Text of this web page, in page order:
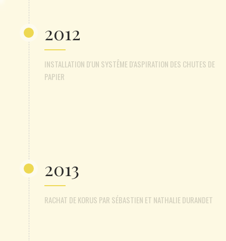
2012
INSTALLATION D'UN SYSTÊME D'ASPIRATION DES CHUTES DE
PAPIER
2013
RACHAT DE KORUS PAR SÉBASTIEN ET NATHALIE DURANDET